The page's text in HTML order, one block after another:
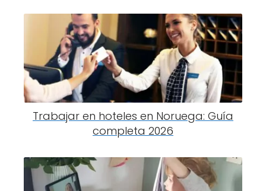
Trabajar en hoteles en Noruega: Guía
completa 2026